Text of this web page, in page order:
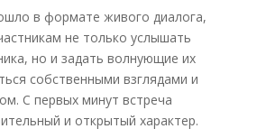
в формате живого диалога,
не только услышать
но и задать волнующие их
собственными взглядами и
С первых минут встреча
и открытый характер.